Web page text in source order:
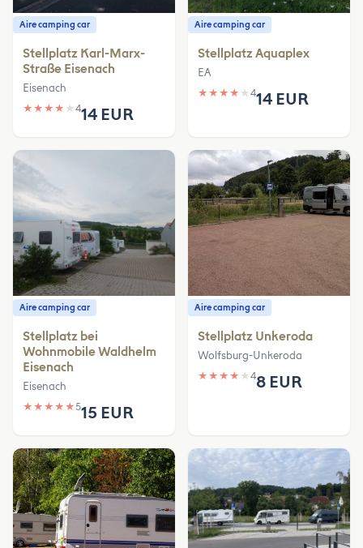
Aire camping car
Stellplatz Karl-Marx-
Straße Eisenach
Eisenach
★ ★ ★ ★ ★ 414 EUR
Aire camping car
Stellplatz Aquaplex
EA
★ ★ ★ ★ ★ 414 EUR
Aire camping car
Stellplatz bei
Wohnmobile Waldhelm
Eisenach
Eisenach
★ ★ ★ ★ ★515 EUR
Aire camping car
Stellplatz Unkeroda
Wolfsburg-Unkeroda
★ ★ ★ ★ ★ 48 EUR